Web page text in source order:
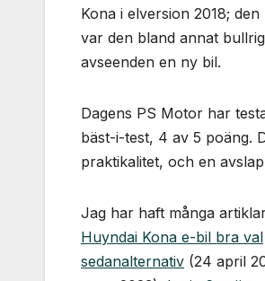
Kona i elversion 2018;
var den bland annat
avseenden en ny bil.
Dagens PS Motor har
bäst-i-test, 4 av 5 poäng.
praktikalitet, och en
Jag har haft många
Huyndai Kona e-bil bra val
sedanalternativ (24 april